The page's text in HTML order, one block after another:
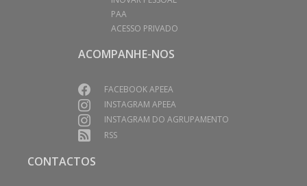
PAA
ACESSO PRIVADO
ACOMPANHE-NOS
FACEBOOK APEEA
INSTAGRAM APEEA
INSTAGRAM DO AGRUPAMENTO
RSS
CONTACTOS